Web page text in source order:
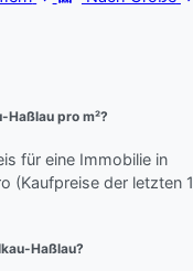
Haßlau pro m²?
für eine Immobilie in
(Kaufpreise der letzten
Haßlau?